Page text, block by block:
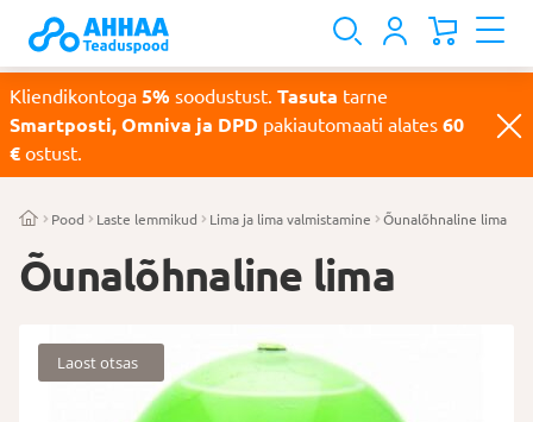
Kliendikontoga 5% soodustust. Tasuta tarne
Smartposti, Omniva ja DPD pakiautomaati alates 60
€ ostust.
Pood Laste lemmikud Lima ja lima valmistamine Õunalõhnaline lima
Õunalõhnaline lima
Laost otsas